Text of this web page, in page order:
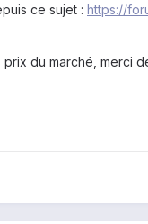
ce sujet : https://
du marché, merci